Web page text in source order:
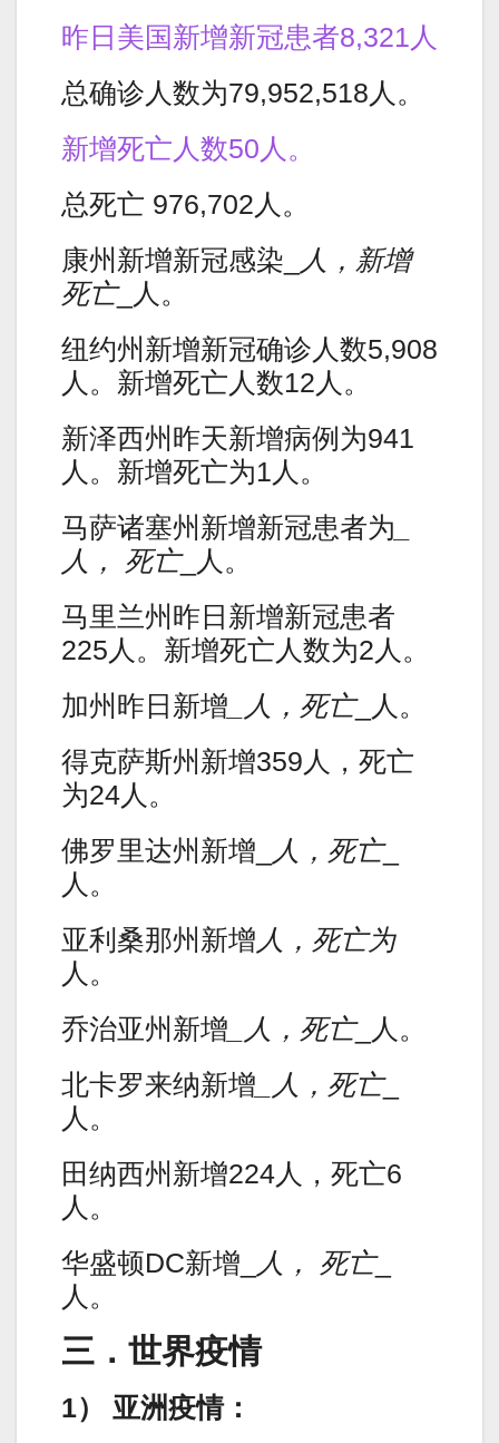
昨日美国新增新冠患者8,321人
总确诊人数为79,952,518人。
新增死亡人数50人。
总死亡 976,702人。
康州新增新冠感染_
人，新增
死亡_人。
纽约州新增新冠确诊人数5,908
人。新增死亡人数12人。
新泽西州昨天新增病例为941
人。新增死亡为1人。
马萨诸塞州新增新冠患者为
人， 死亡_人。
马里兰州昨日新增新冠患者
225人。新增死亡人数为2人。
加州昨日新增 _人，死亡_人。
得克萨斯州新增359人，死亡
为24人。
佛罗里达州新增_
人，死亡_
人。
亚利桑那州新增 人，死亡为
人。
乔治亚州新增 _人，死亡_人。
北卡罗来纳新增 _人，死亡_
人。
田纳西州新增224人，死亡6
人。
华盛顿DC新增_
人， 死亡_
人。
三．世界疫情
1） 亚洲疫情：